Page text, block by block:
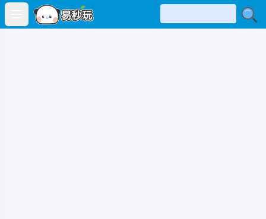
Open main menu